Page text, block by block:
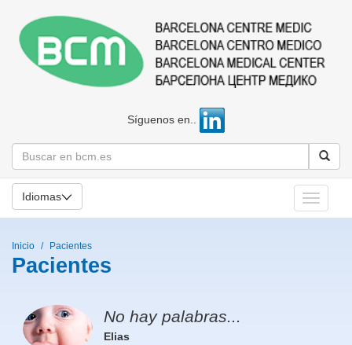
Síguenos en..
Idiomas
Toggle
Inicio Pacientes
Pacientes
No hay palabras...
Elias